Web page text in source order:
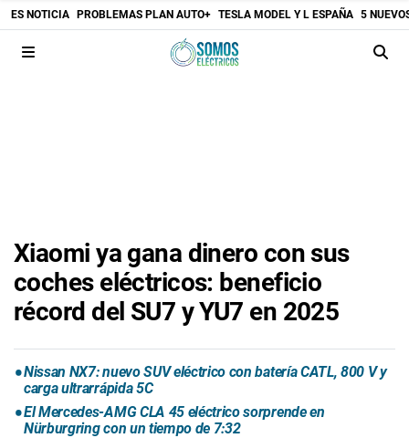
ES NOTICIA PROBLEMAS PLAN AUTO+ TESLA MODEL Y L ESPAÑA 5
Xiaomi ya gana dinero con sus
coches eléctricos: beneficio
récord del SU7 y YU7 en 2025
Nissan NX7: nuevo SUV eléctrico con batería CATL, 800 V y
carga ultrarrápida 5C
El Mercedes-AMG CLA 45 eléctrico sorprende en
Nürburgring con un tiempo de 7:32